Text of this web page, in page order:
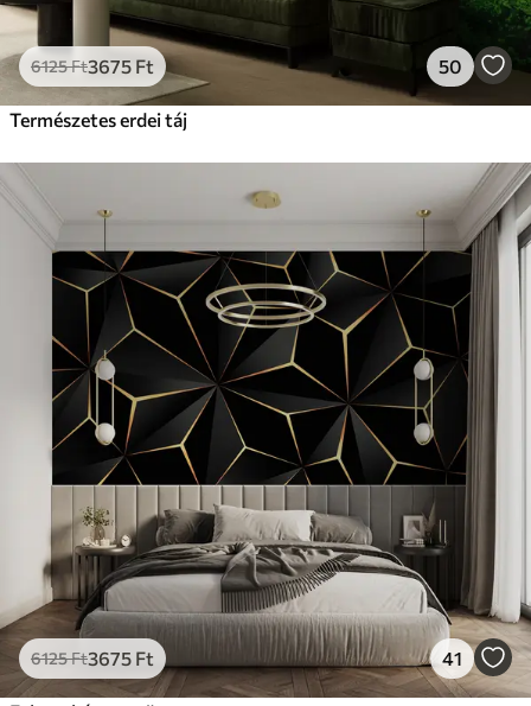
6125Ft3675 Ft 50
Természetes erdei táj
6125Ft3675 Ft 41